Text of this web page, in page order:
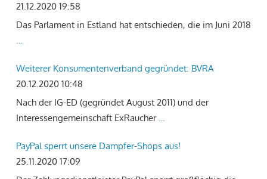
21.12.2020 19:58
Das Parlament in Estland hat entschieden, die im Juni 2018
…
Weiterer Konsumentenverband gegründet: BVRA
20.12.2020 10:48
Nach der IG-ED (gegründet August 2011) und der
Interessengemeinschaft ExRaucher …
PayPal sperrt unsere Dampfer-Shops aus!
25.11.2020 17:09